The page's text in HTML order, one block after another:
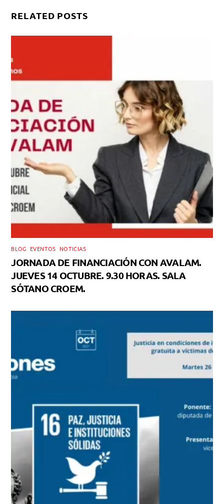
RELATED POSTS
BLOG EVENTOS NOTICIAS
JORNADA DE FINANCIACIÓN CON AVALAM.
JUEVES 14 OCTUBRE. 9.30 HORAS. SALA
SÓTANO CROEM.